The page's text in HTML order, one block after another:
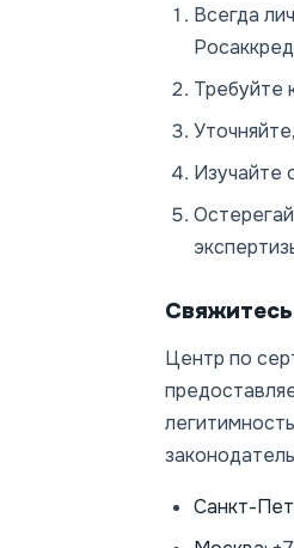
Всегда
Требуйте
Изучайте
Центр по
Санкт-